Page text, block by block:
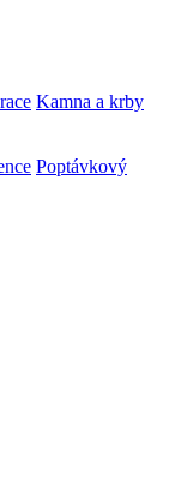
Kamna a krby
Poptávkový